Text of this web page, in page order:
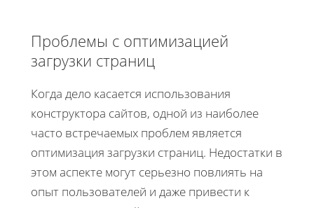
Проблемы с оптимизацией
загрузки страниц
Когда дело касается использования
конструктора сайтов, одной из наиболее
часто встречаемых проблем является
оптимизация загрузки страниц. Недостатки в
этом аспекте могут серьезно повлиять на
опыт пользователей и даже привести к